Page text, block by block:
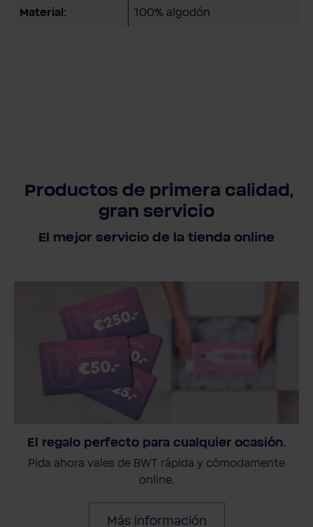
Material: 100% algodón
Productos de primera calidad,
gran servicio
El mejor servicio de la tienda online
El regalo perfecto para cualquier ocasión.
Pida ahora vales de BWT rápida y cómodamente
online.
Más información